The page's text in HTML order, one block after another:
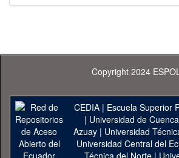
Copyright 2024
CEDIA| Escuela Superior
| Universidad de Cuenca
Azuay| Universidad
Universidad Central del
Técnica del Norte |